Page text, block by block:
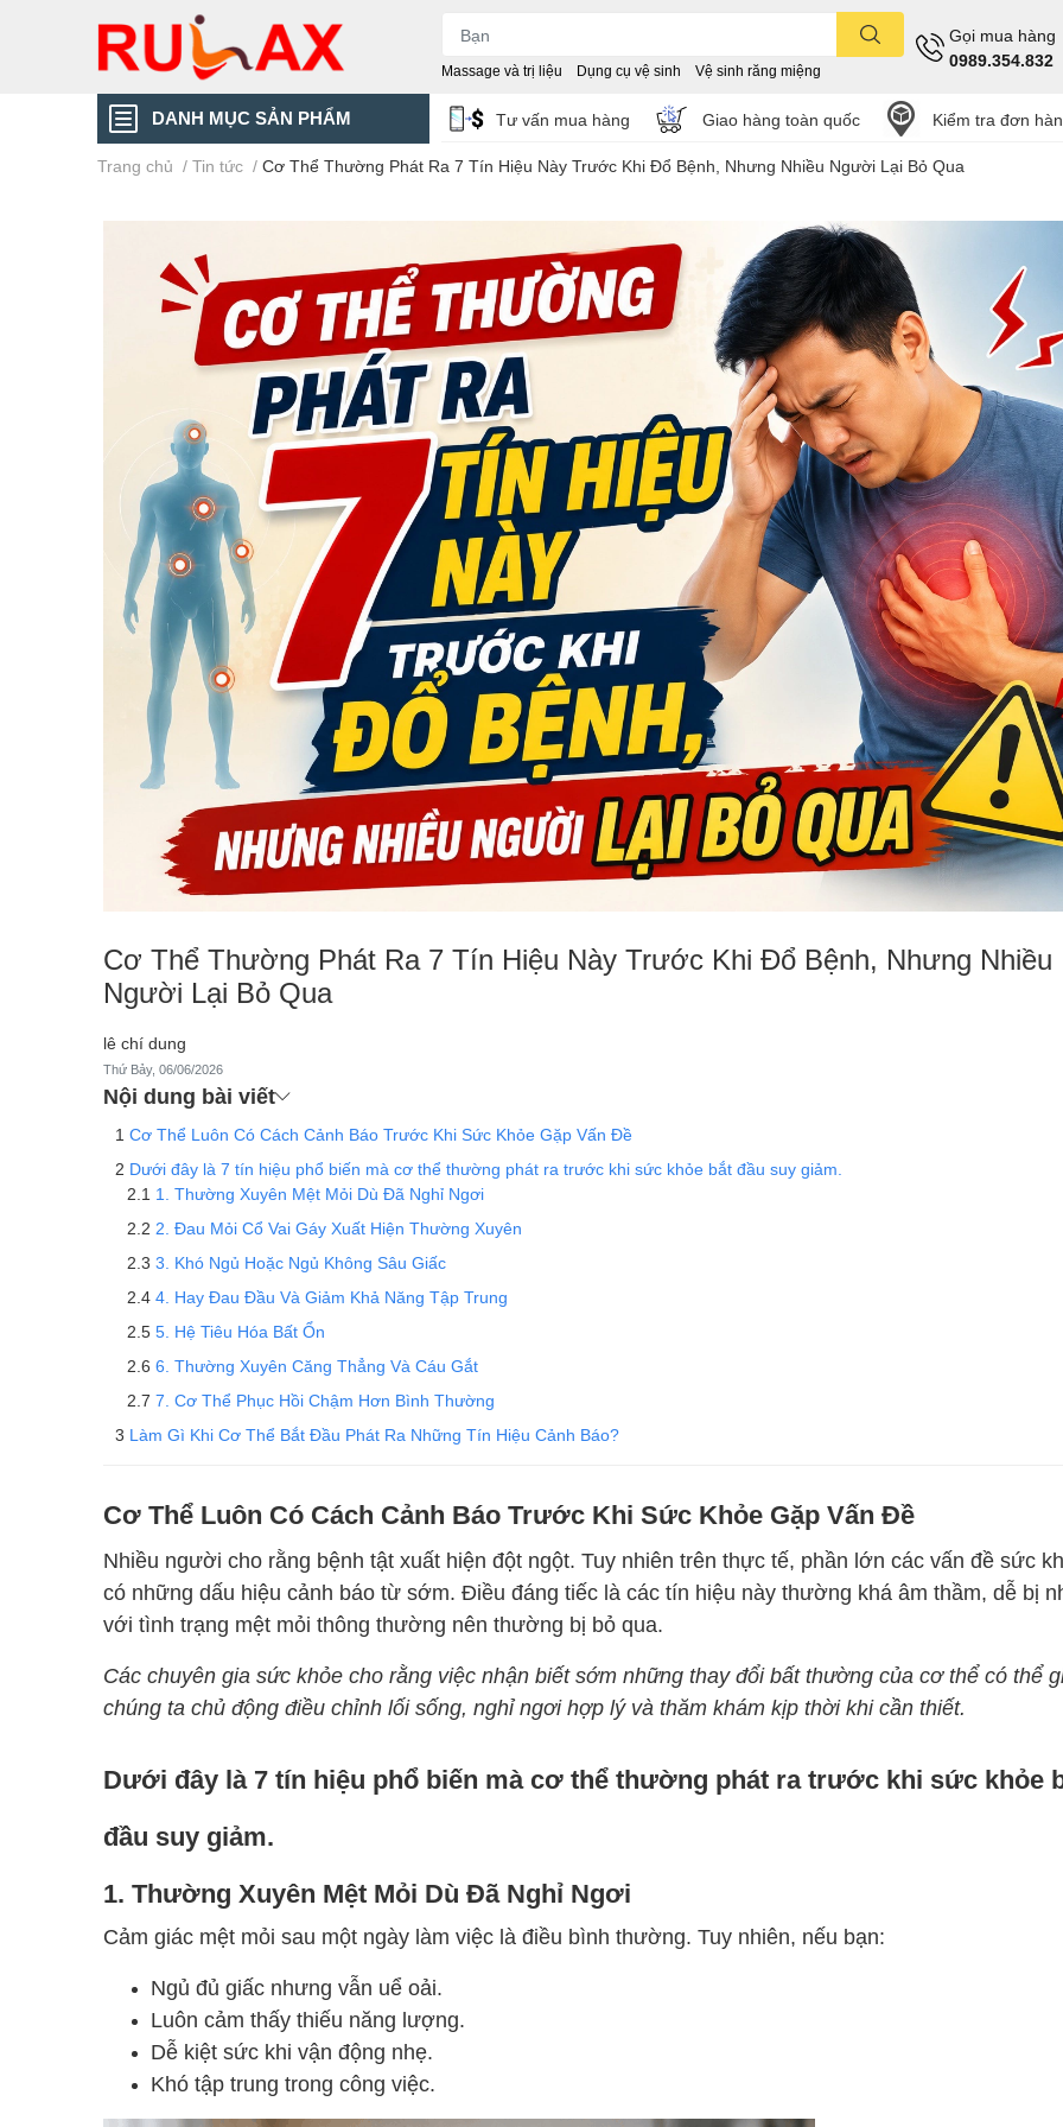
Massage và trị liệu Dụng cụ vệ sinh Vệ sinh răng miệng
Gọi mua hàng
0989.354.832
DANH MỤC SẢN PHẨM Tư vấn mua hàng Giao hàng toàn quốc Kiểm tra đơn
Trang chủ / Tin tức / Cơ Thể Thường Phát Ra 7 Tín Hiệu Này Trước Khi Đổ Bệnh, Nhưng Nhiều Người Lại Bỏ Qua
Cơ Thể Thường Phát Ra 7 Tín Hiệu Này Trước Khi Đổ Bệnh, Nhưng Nhiều
Người Lại Bỏ Qua
lê chí dung
Thứ Bảy, 06/06/2026
Nội dung bài viết
Cơ Thể Luôn Có Cách Cảnh Báo Trước Khi Sức Khỏe Gặp Vấn Đề
Dưới đây là 7 tín hiệu phổ biến mà cơ thể thường phát ra trước khi sức khỏe bắt đầu suy giảm.
1. Thường Xuyên Mệt Mỏi Dù Đã Nghỉ Ngơi
2. Đau Mỏi Cổ Vai Gáy Xuất Hiện Thường Xuyên
3. Khó Ngủ Hoặc Ngủ Không Sâu Giấc
4. Hay Đau Đầu Và Giảm Khả Năng Tập Trung
5. Hệ Tiêu Hóa Bất Ổn
6. Thường Xuyên Căng Thẳng Và Cáu Gắt
7. Cơ Thể Phục Hồi Chậm Hơn Bình Thường
Làm Gì Khi Cơ Thể Bắt Đầu Phát Ra Những Tín Hiệu Cảnh Báo?
Cơ Thể Luôn Có Cách Cảnh Báo Trước Khi Sức Khỏe Gặp Vấn Đề
Nhiều người cho rằng bệnh tật xuất hiện đột ngột. Tuy nhiên trên thực tế, phần lớn các vấn đề sức
có những dấu hiệu cảnh báo từ sớm. Điều đáng tiếc là các tín hiệu này thường khá âm thầm, dễ bị
với tình trạng mệt mỏi thông thường nên thường bị bỏ qua.
Các chuyên gia sức khỏe cho rằng việc nhận biết sớm những thay đổi bất thường của cơ thể có thể
chúng ta chủ động điều chỉnh lối sống, nghỉ ngơi hợp lý và thăm khám kịp thời khi cần thiết.
Dưới đây là 7 tín hiệu phổ biến mà cơ thể thường phát ra trước khi sức khỏe
đầu suy giảm.
1. Thường Xuyên Mệt Mỏi Dù Đã Nghỉ Ngơi
Cảm giác mệt mỏi sau một ngày làm việc là điều bình thường. Tuy nhiên, nếu bạn:
Ngủ đủ giấc nhưng vẫn uể oải.
Luôn cảm thấy thiếu năng lượng.
Dễ kiệt sức khi vận động nhẹ.
Khó tập trung trong công việc.